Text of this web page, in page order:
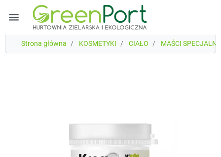
menu
Strona główna KOSMETYKI CIAŁO MAŚCI